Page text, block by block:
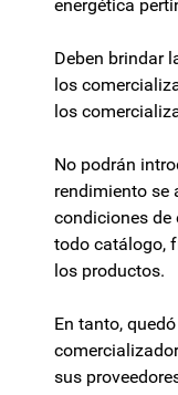
energética
Deben brindar
los
los
No podrán
rendimiento se
condiciones de
todo catálogo,
los productos.
En tanto,
sus